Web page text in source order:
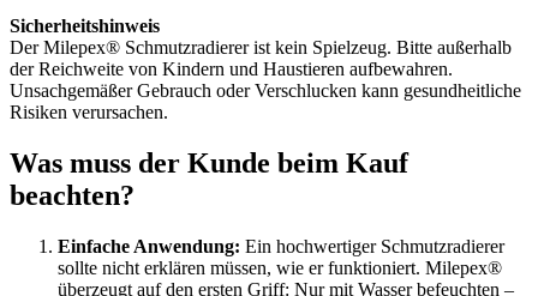
Sicherheitshinweis
Der Milepex® Schmutzradierer ist kein Spielzeug. Bitte außerhalb
der Reichweite von Kindern und Haustieren aufbewahren.
Unsachgemäßer Gebrauch oder Verschlucken kann gesundheitliche
Risiken verursachen.
Was muss der Kunde beim Kauf
beachten?
Einfache Anwendung: Ein hochwertiger Schmutzradierer
sollte nicht erklären müssen, wie er funktioniert. Milepex®
überzeugt auf den ersten Griff: Nur mit Wasser befeuchten –